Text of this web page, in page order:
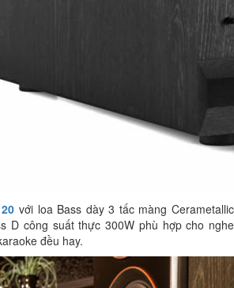
với loa Bass dày 3 tấc màng Cerametallic
D công suất thực 300W phù hợp cho nghe
đều hay.